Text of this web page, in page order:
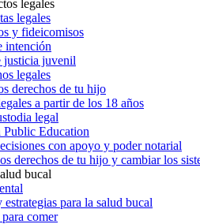
legales
legales
y fideicomisos
intención
justicia juvenil
legales
derechos de tu hijo
a partir de los 18 años
legal
Public Education
con apoyo y poder notarial
derechos de tu hijo y cambiar los
bucal
estrategias para la salud bucal
comer